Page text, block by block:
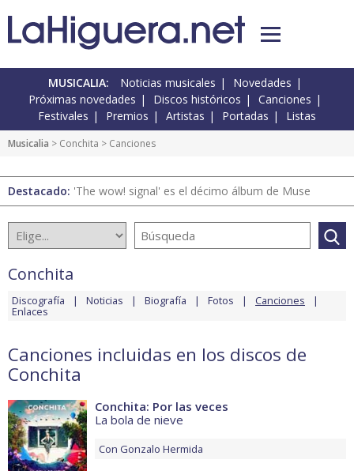
MUSICALIA: Noticias musicales
Novedades
Próximas novedades
Discos históricos
Canciones
Festivales
Premios Artistas Portadas Listas
Musicalia > Conchita > Canciones
Destacado: 'The wow! signal' es el décimo álbum de Muse
Conchita
Discografía Noticias Biografía Fotos Canciones
Enlaces
Canciones incluidas en los discos de
Conchita
Conchita: Por las veces
La bola de nieve
Con Gonzalo Hermida